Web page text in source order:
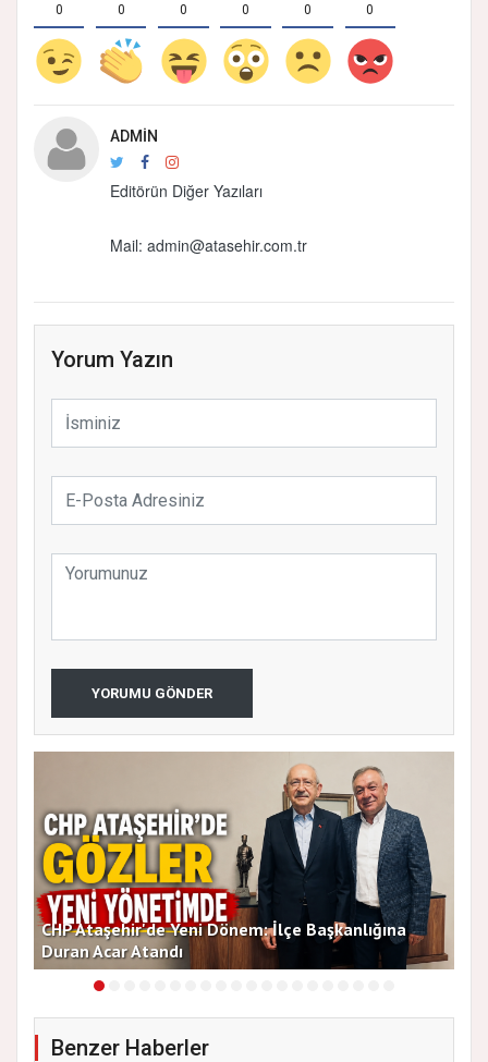
0 0 0 0 0 0
ADMIN
Editörün Diğer Yazıları
Mail: admin@atasehir.com.tr
Yorum Yazın
YORUMU GÖNDER
CHP Ataşehir'de Yeni Dönem: İlçe Başkanlığına
Duran Acar Atandı
Benzer Haberler